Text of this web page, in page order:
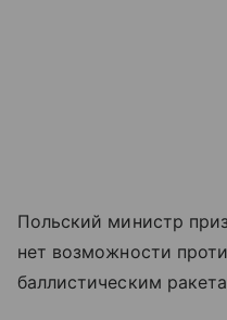
Польский министр
нет возможности
баллистическим